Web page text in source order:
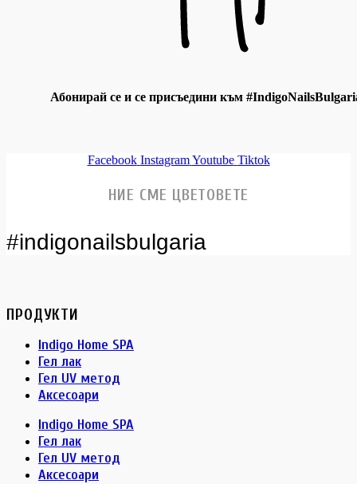
Абонирай се и се присъедини към
Facebook Instagram Youtube Tiktok
НИЕ СМЕ ЦВЕТОВЕТЕ
#indigonailsbulgaria
ПРОДУКТИ
Indigo Home SPA
Гел лак
Гел UV метод
Аксесоари
Indigo Home SPA
Гел лак
Гел UV метод
Аксесоари